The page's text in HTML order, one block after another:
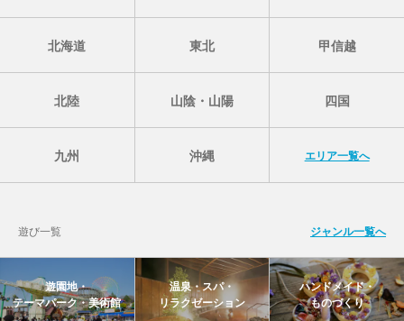
北海道 東北 甲信越
北陸 山陰・山陽 四国
九州 沖縄 エリア一覧へ
遊び一覧 ジャンル一覧へ
遊園地・
テーマパーク・美術館
温泉・スパ・
リラクゼーション
ハンドメイド・
ものづくり